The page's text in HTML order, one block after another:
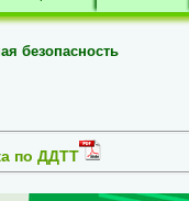
безопасность
по ДДТТ